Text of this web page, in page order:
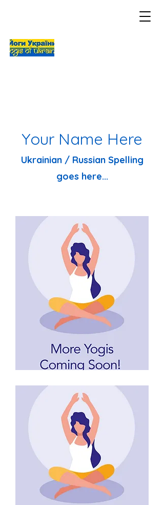
Your Name Here
Ukrainian / Russian Spelling
goes here...